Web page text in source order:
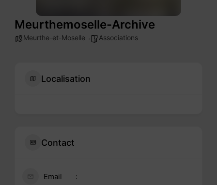
Meurthemoselle-Archive
Meurthe-et-Moselle Associations
Localisation
Contact
Email